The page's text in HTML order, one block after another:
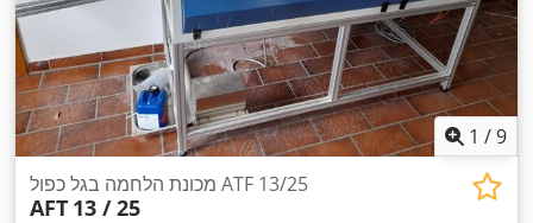
1 /9
מכונת הלחמה בגל כפול ATF 13/25
AFT 13 / 25